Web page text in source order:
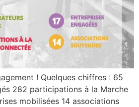
! Quelques chiffres : 65
282 participations à la Marche
mobilisées 14 associations